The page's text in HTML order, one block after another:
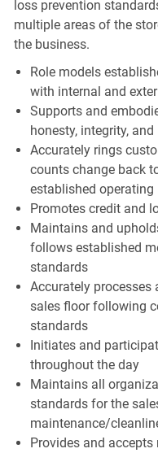
loss prevention
multiple areas of the
the business.
Role models
with internal and
Supports and
honesty, integrity, and
Accurately rings
counts change back
established operating
Promotes credit and
Maintains and
follows established
standards
Accurately processes
sales floor following
standards
Initiates and
throughout the day
Maintains all
standards for the
maintenance/
Provides and